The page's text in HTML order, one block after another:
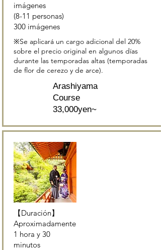
imágenes
(8-11 personas)
300 imágenes
※Se aplicará un cargo adicional del 20%
sobre el precio original en algunos días
durante las temporadas altas (temporadas
de flor de cerezo y de arce).
Arashiyama
Course
33,000yen~
【Duración】
Aproximadamente
1 hora y 30
minutos